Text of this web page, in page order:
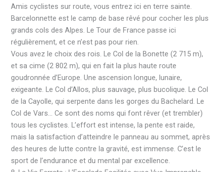
Amis cyclistes sur route, vous entrez ici en terre sainte.
Barcelonnette est le camp de base rêvé pour cocher les plus
grands cols des Alpes. Le Tour de France passe ici
régulièrement, et ce n’est pas pour rien.
Vous avez le choix des rois. Le Col de la Bonette (2 715 m),
et sa cime (2 802 m), qui en fait la plus haute route
goudronnée d’Europe. Une ascension longue, lunaire,
exigeante. Le Col d’Allos, plus sauvage, plus bucolique. Le Col
de la Cayolle, qui serpente dans les gorges du Bachelard. Le
Col de Vars… Ce sont des noms qui font rêver (et trembler)
tous les cyclistes. L’effort est intense, la pente est raide,
mais la satisfaction d’atteindre le panneau au sommet, après
des heures de lutte contre la gravité, est immense. C’est le
sport de l’endurance et du mental par excellence.